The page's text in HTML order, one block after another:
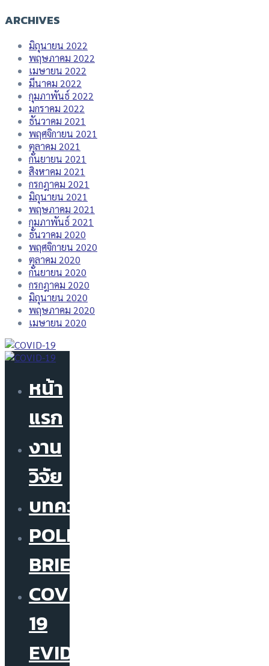
ARCHIVES
มิถุนายน 2022
พฤษภาคม 2022
เมษายน 2022
มีนาคม 2022
กุมภาพันธ์ 2022
มกราคม 2022
ธันวาคม 2021
พฤศจิกายน 2021
ตุลาคม 2021
กันยายน 2021
สิงหาคม 2021
กรกฎาคม 2021
มิถุนายน 2021
พฤษภาคม 2021
กุมภาพันธ์ 2021
ธันวาคม 2020
พฤศจิกายน 2020
ตุลาคม 2020
กันยายน 2020
กรกฎาคม 2020
มิถุนายน 2020
พฤษภาคม 2020
เมษายน 2020
หน้า
แรก
งาน
วิจัย
บทความ
POLICY
BRIEF
COVID-
19
EVIDENCE